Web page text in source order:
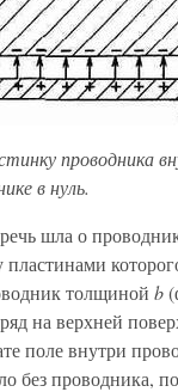
проводника
в нуль.
шла о
толщиной b
на верх­ней
поле внутри
без провод­ника,